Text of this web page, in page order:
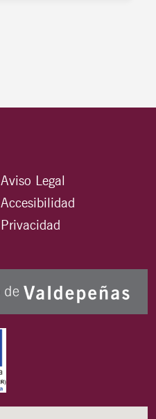
Aviso Legal
Accesibilidad
Privacidad